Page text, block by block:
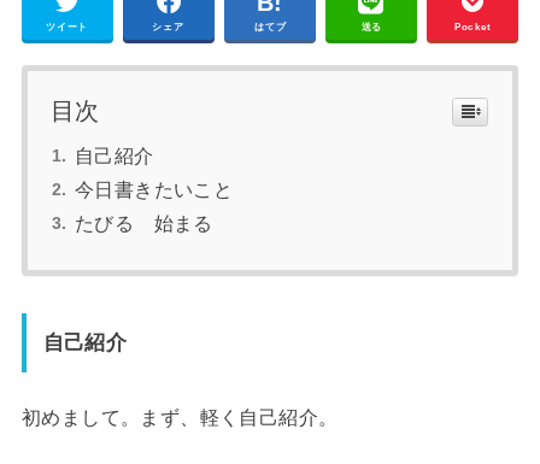
ツイート シェア はてブ 送る Pocket
目次
自己紹介
今日書きたいこと
たびる 始まる
自己紹介
初めまして。まず、軽く自己紹介。